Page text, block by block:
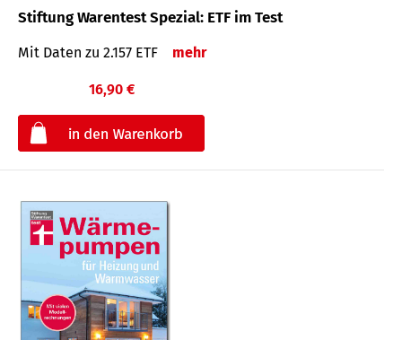
Stiftung Warentest Spezial: ETF im Test
Mit Daten zu 2.157 ETF mehr
16,90 €